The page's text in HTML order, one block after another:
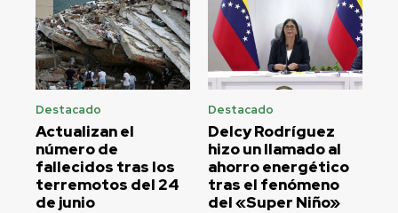
Destacado
Actualizan el
número de
fallecidos tras los
terremotos del 24
de junio
Destacado
Delcy Rodríguez
hizo un llamado al
ahorro energético
tras el fenómeno
del «Super Niño»